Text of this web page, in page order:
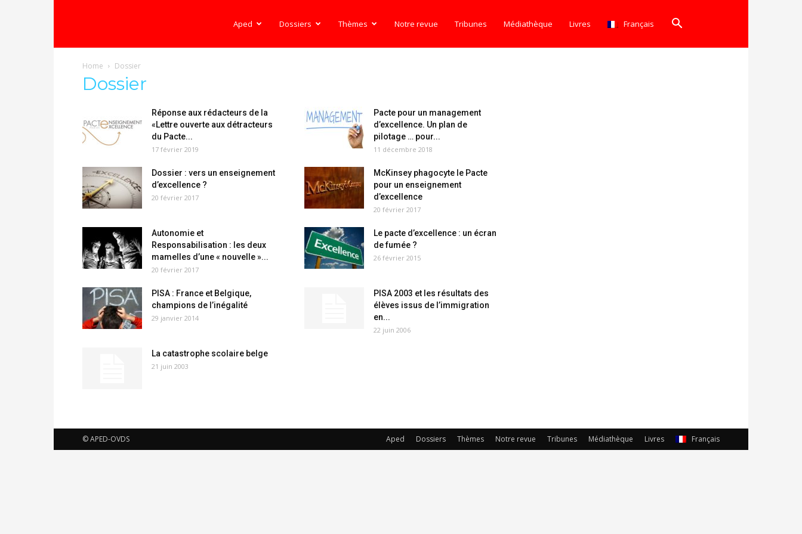
démocratique
–
Democratische
Aped Dossiers Thèmes Notre revue Tribunes Médiathèque Livres Français
Home Dossier
Dossier
Réponse aux rédacteurs de la
«Lettre ouverte aux détracteurs
du Pacte...
17 février 2019
Pacte pour un management
d’excellence. Un plan de
pilotage … pour...
11 décembre 2018
Dossier : vers un enseignement
d’excellence ?
20 février 2017
McKinsey phagocyte le Pacte
pour un enseignement
d’excellence
20 février 2017
Autonomie et
Responsabilisation : les deux
mamelles d’une « nouvelle »...
20 février 2017
Le pacte d’excellence : un écran
de fumée ?
26 février 2015
PISA : France et Belgique,
champions de l’inégalité
29 janvier 2014
PISA 2003 et les résultats des
élèves issus de l’immigration
en...
22 juin 2006
La catastrophe scolaire belge
21 juin 2003
Aped Dossiers Thèmes Notre revue Tribunes Médiathèque Livres Français
© APED-OVDS